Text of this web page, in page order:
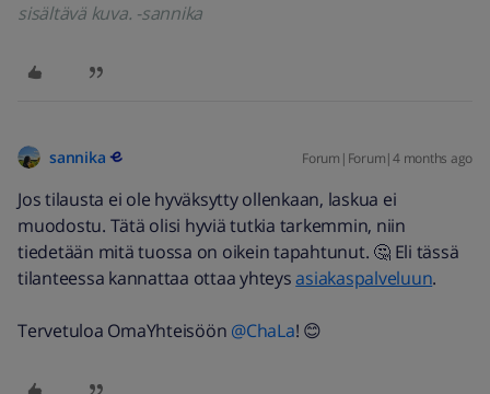
sisältävä kuva. -sannika
sannika Forum|Forum|4 months ago
Jos tilausta ei ole hyväksytty ollenkaan, laskua ei
muodostu. Tätä olisi hyviä tutkia tarkemmin, niin
tiedetään mitä tuossa on oikein tapahtunut. 🤔 Eli tässä
tilanteessa kannattaa ottaa yhteysasiakaspalveluun.
Tervetuloa OmaYhteisöön ​ @ChaLa! 😊